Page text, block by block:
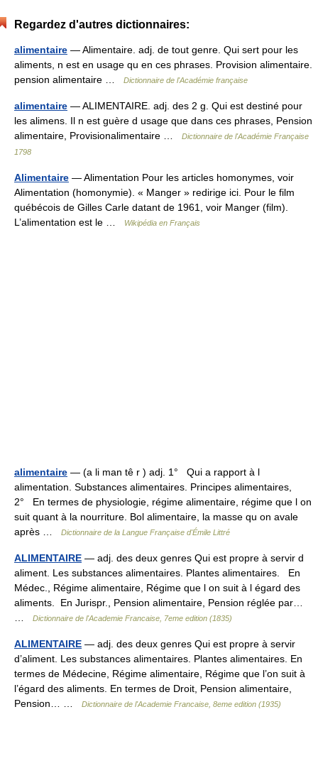
Regardez d'autres dictionnaires:
alimentaire — Alimentaire. adj. de tout genre. Qui sert pour les
aliments, n est en usage qu en ces phrases. Provision alimentaire.
pension alimentaire …
Dictionnaire de l'Académie française
alimentaire — ALIMENTAIRE. adj. des 2 g. Qui est destiné pour
les alimens. Il n est guère d usage que dans ces phrases, Pension
alimentaire, Provisionalimentaire …
Dictionnaire de l'Académie Française
1798
Alimentaire — Alimentation Pour les articles homonymes, voir
Alimentation (homonymie). « Manger » redirige ici. Pour le film
québécois de Gilles Carle datant de 1961, voir Manger (film).
L’alimentation est le …
Wikipédia en Français
alimentaire — (a li man tê r ) adj. 1° Qui a rapport à l
alimentation. Substances alimentaires. Principes alimentaires,
2° En termes de physiologie, régime alimentaire, régime que l on
suit quant à la nourriture. Bol alimentaire, la masse qu on avale
après …
Dictionnaire de la Langue Française d'Émile Littré
ALIMENTAIRE — adj. des deux genres Qui est propre à servir d
aliment. Les substances alimentaires. Plantes alimentaires. En
Médec., Régime alimentaire, Régime que l on suit à l égard des
aliments. En Jurispr., Pension alimentaire, Pension réglée par…
Dictionnaire de l'Academie Francaise, 7eme edition (1835)
ALIMENTAIRE — adj. des deux genres Qui est propre à servir
d’aliment. Les substances alimentaires. Plantes alimentaires. En
termes de Médecine, Régime alimentaire, Régime que l’on suit à
l’égard des aliments. En termes de Droit, Pension alimentaire,
Pension… …
Dictionnaire de l'Academie Francaise, 8eme edition (1935)